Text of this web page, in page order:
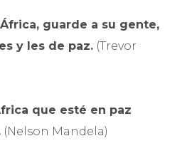
guarde a su gente,
y les de paz. (Trevor
que esté en paz
(Nelson Mandela)